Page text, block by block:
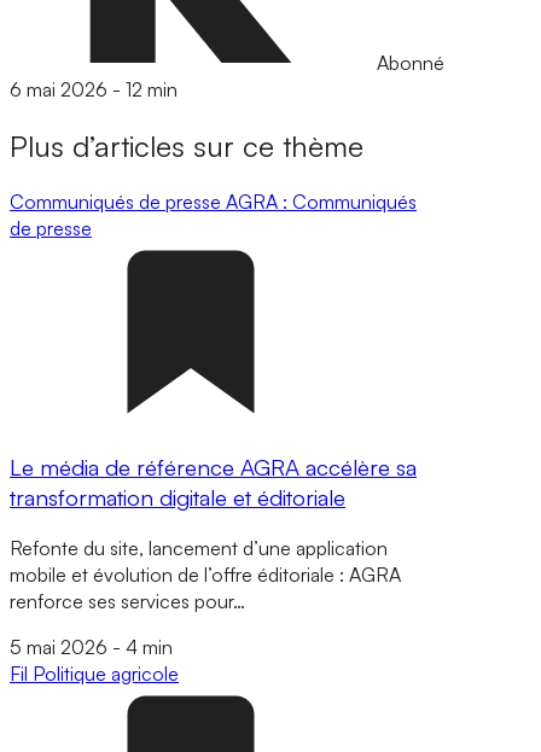
Abonné
6 mai 2026 - 12 min
Plus d’articles sur ce thème
Communiqués de presse AGRA : Communiqués
de presse
Le média de référence AGRA accélère sa
transformation digitale et éditoriale
Refonte du site, lancement d’une application
mobile et évolution de l’offre éditoriale : AGRA
renforce ses services pour…
5 mai 2026 - 4 min
Fil Politique agricole